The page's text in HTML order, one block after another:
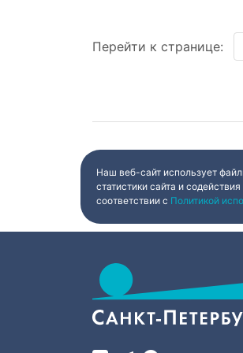
Перейти к странице:
Наш веб-сайт использует
статистики сайта и
соответствии с Политикой